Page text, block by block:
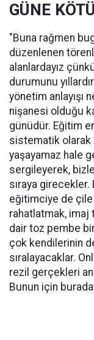
GÜNE
"Buna rağmen
düzenlenen
alanlardayız
durumunu
yönetim anlayışı
nişanesi olduğu
günüdür. Eğitim
sistematik olarak
yaşayamaz hale
sergileyerek,
sıraya girecekler.
eğitimciye de çile
rahatlatmak, imaj
dair toz pembe
çok kendilerinin
sıralayacaklar.
rezil gerçekleri
Bunun için